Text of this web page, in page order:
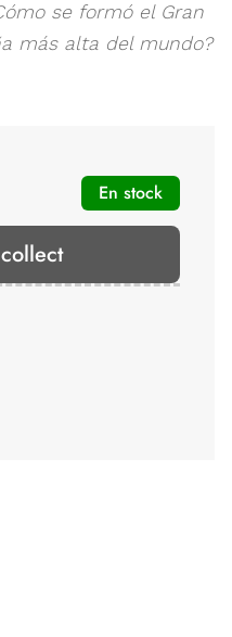
se formó el Gran
más alta del mundo?
En stock